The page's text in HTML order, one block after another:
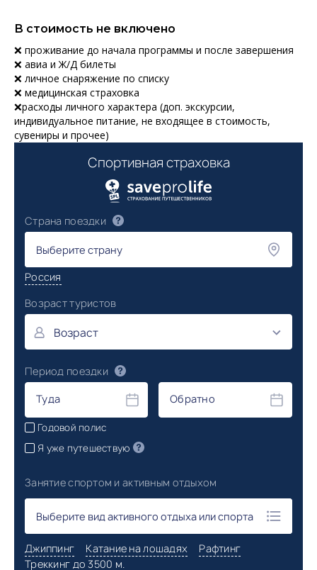
В стоимость не включено
❌ проживание до начала программы и после завершения
❌ авиа и Ж/Д билеты
❌ личное снаряжение по списку
❌ медицинская страховка
❌расходы личного характера (доп. экскурсии,
индивидуальное питание, не входящее в стоимость,
сувениры и прочее)